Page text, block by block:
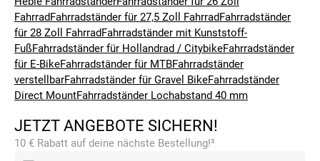
FahrradFahrradständer für 27,5 Zoll FahrradFahrradständer
für 28 Zoll FahrradFahrradständer mit Kunststoff-
FußFahrradständer für Hollandrad / CitybikeFahrradständer
für E-BikeFahrradständer für MTBFahrradständer
verstellbarFahrradständer für Gravel BikeFahrradständer
Direct MountFahrradständer Lochabstand 40 mm
JETZT ANGEBOTE SICHERN!
10 € Rabatt auf deine nächste Bestellung!³